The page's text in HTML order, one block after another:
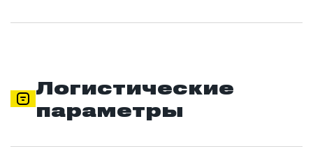
Логистические
параметры